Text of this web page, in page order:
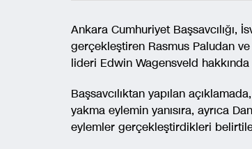
Ankara Cumhuriyet Başsavcılığı,
gerçekleştiren Rasmus Paludan
lideri Edwin Wagensveld
Başsavcılıktan yapılan
yakma eylemin yanısıra, ayrıca
eylemler gerçekleştirdikleri